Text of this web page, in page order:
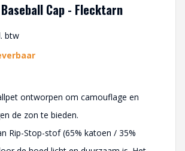
Cap - Flecktarn
btw
ontworpen om camouflage en
de zon te bieden.
Rip-Stop-stof (65% katoen / 35%